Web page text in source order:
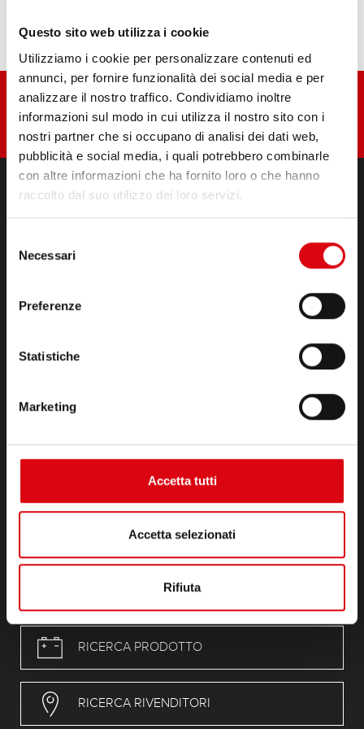
Questo sito web utilizza i cookie
Utilizziamo i cookie per personalizzare contenuti ed
annunci, per fornire funzionalità dei social media e per
analizzare il nostro traffico. Condividiamo inoltre
informazioni sul modo in cui utilizza il nostro sito con i
nostri partner che si occupano di analisi dei dati web,
pubblicità e social media, i quali potrebbero combinarle
con altre informazioni che ha fornito loro o che hanno
raccolto dal suo utilizzo dei loro servizi.
delNecessari
Preferenze
Statistiche
Marketing
Accetta tutti
Accetta selezionati
Rifiuta
PRODOTTI
Accessori per autovetture e veicoli commerciali
Lithium
CONTATTI
Termini e condizioni generali (GTC)
REACH Regolamento
POP
CAProp65_Declaration
PFAS
RICERCA PRODOTTO
RICERCA RIVENDITORI